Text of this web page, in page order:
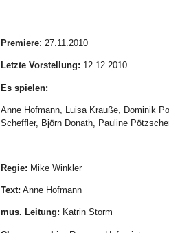
Premiere: 27.11.2010
Letzte Vorstellung: 12.12.2010
Es spielen:
Anne Hofmann, Luisa Krauße, Dominik
Scheffler, Björn Donath, Pauline
Regie: Mike Winkler
Text: Anne Hofmann
mus. Leitung: Katrin Storm